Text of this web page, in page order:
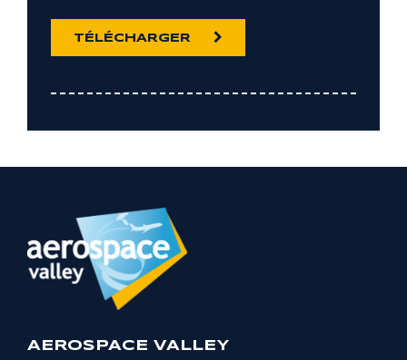
TÉLÉCHARGER
AEROSPACE VALLEY